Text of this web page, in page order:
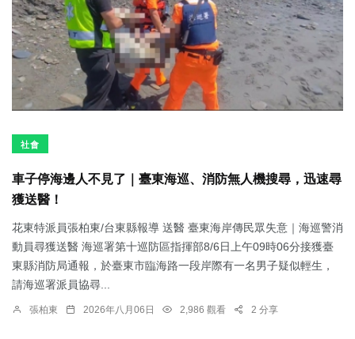
社會
車子停海邊人不見了｜臺東海巡、消防無人機搜尋，迅速尋
獲送醫！
花東特派員張柏東/台東縣報導 送醫 臺東海岸傳民眾失意｜海巡警消
動員尋獲送醫 海巡署第十巡防區指揮部8/6日上午09時06分接獲臺
東縣消防局通報，於臺東市臨海路一段岸際有一名男子疑似輕生，
請海巡署派員協尋...
張柏東 2026年八月06日 2,986 觀看 2 分享